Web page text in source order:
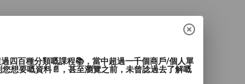
與程度！
百種分類嘅課程📚，當中超過一千個商戶/個人單
想要嘅資料📄，甚至瀏覽之前，未曾諗過去了解嘅